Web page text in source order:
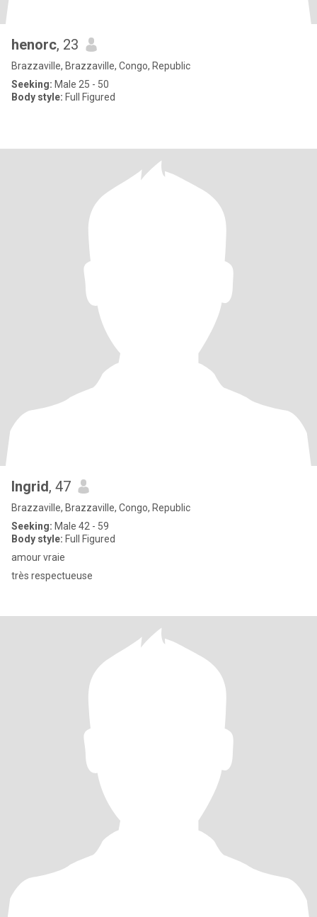
henorc, 23
Brazzaville, Brazzaville, Congo, Republic
Seeking: Male 25 - 50
Body style: Full Figured
Ingrid, 47
Brazzaville, Brazzaville, Congo, Republic
Seeking: Male 42 - 59
Body style: Full Figured
amour vraie
très respectueuse